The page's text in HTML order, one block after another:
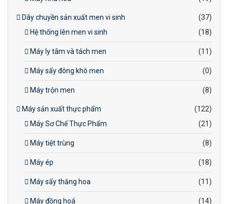
Dây chuyền sản xuất men vi sinh
(37)
Hệ thống lên men vi sinh
(18)
Máy ly tâm và tách men (11)
Máy sấy đông khô men (0)
Máy trộn men (8)
Máy sản xuất thực phẩm
(122)
Máy Sơ Chế Thực Phẩm
(21)
Máy tiệt trùng (8)
Máy ép (18)
Máy sấy thăng hoa (11)
Máy đồng hoá (14)